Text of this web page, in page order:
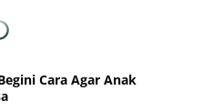
Cara Agar Anak